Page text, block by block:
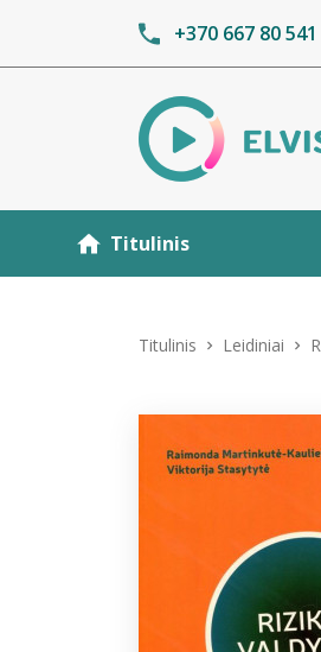
+370 667 80 541
Titulinis
Titulinis Leidiniai